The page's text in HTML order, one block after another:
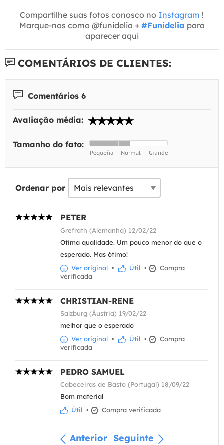
Compartilhe suas fotos conosco no Instagram !
Marque-nos como @funidelia + #Funidelia para
aparecer aqui
COMENTÁRIOS DE CLIENTES:
Comentários 6
Avaliação média:
Tamanho do fato:
Ordenar por
PETER
Grefrath (Alemanha) 12/02/22
Otima qualidade. Um pouco menor do que o
esperado. Mas ótimo!
Ver original • Útil •
Compra
verificada
CHRISTIAN-RENE
Salzburg (Áustria) 19/02/22
melhor que o esperado
Ver original • Útil •
Compra
verificada
PEDRO SAMUEL
Cabeceiras de Basto (Portugal) 18/09/22
Bom material
Útil • Compra verificada
Anterior Seguinte